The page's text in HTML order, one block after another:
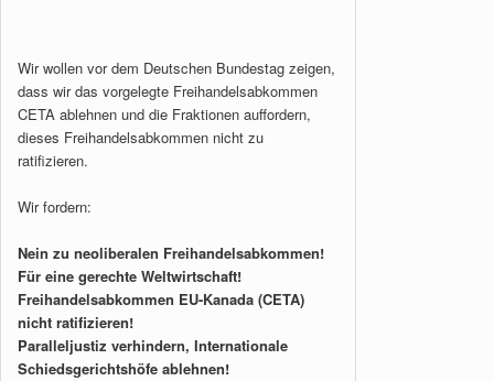
Wir wollen vor dem Deutschen Bundestag zeigen,
dass wir das vorgelegte Freihandelsabkommen
CETA ablehnen und die Fraktionen auffordern,
dieses Freihandelsabkommen nicht zu
ratifizieren.
Wir fordern:
Nein zu neoliberalen Freihandelsabkommen!
Für eine gerechte Weltwirtschaft!
Freihandelsabkommen EU-Kanada (CETA)
nicht ratifizieren!
Paralleljustiz verhindern, Internationale
Schiedsgerichtshöfe ablehnen!